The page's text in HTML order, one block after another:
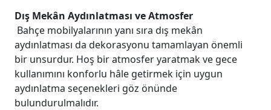
Dış Mekân Aydınlatması ve Atmosfer
Bahçe mobilyalarının yanı sıra dış mekân
aydınlatması da dekorasyonu tamamlayan önemli
bir unsurdur. Hoş bir atmosfer yaratmak ve gece
kullanımını konforlu hâle getirmek için uygun
aydınlatma seçenekleri göz önünde
bulundurulmalıdır.